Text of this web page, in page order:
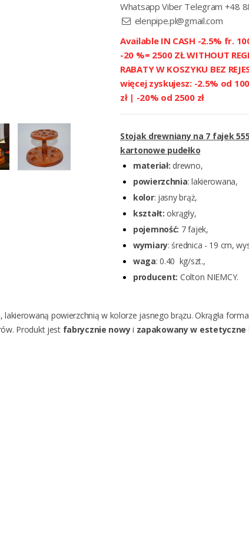
Whatsapp Viber Telegram +48
elenpipe.pl@gmail.com
Available IN CASH -2.5% fr.
-20 %= 2500 ZŁ WITHOUT
RABATY W KOSZYKU BEZ
więcej zyskujesz: -2.5% od
zł | -20% od 2500 zł
Stojak drewniany na 7 fajek
kartonowe pudełko
materiał: drewno,
powierzchnia: lakierowana,
kolor: jasny brąż,
kształt:okrągły,
pojemność: 7 fajek,
wymiary: średnica - 19 cm,
waga: 0.40 kg/szt.,
producent: Colton NIEMCY.
powierzchnią w kolorze jasnego brązu. Okrągła
Produkt jest fabrycznie nowyi zapakowany w estetyczne